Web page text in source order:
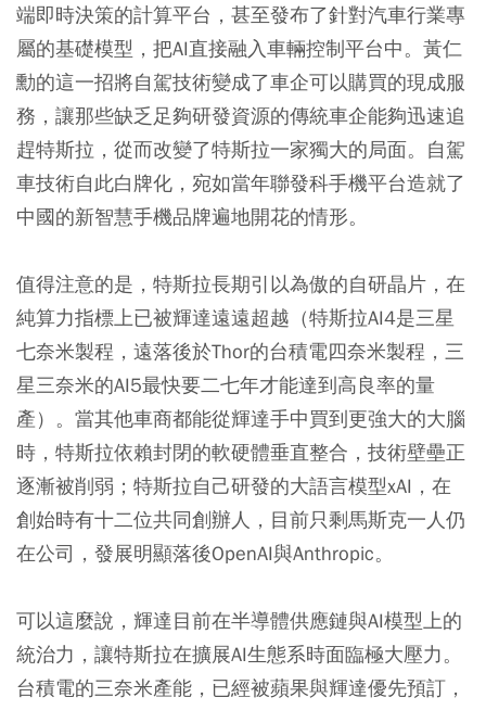
端即時決策的計算平台，甚至發布了針對汽車行業專
屬的基礎模型，把AI直接融入車輛控制平台中。黃仁
勳的這一招將自駕技術變成了車企可以購買的現成服
務，讓那些缺乏足夠研發資源的傳統車企能夠迅速追
趕特斯拉，從而改變了特斯拉一家獨大的局面。自駕
車技術自此白牌化，宛如當年聯發科手機平台造就了
中國的新智慧手機品牌遍地開花的情形。
值得注意的是，特斯拉長期引以為傲的自研晶片，在
純算力指標上已被輝達遠遠超越（特斯拉AI4是三星
七奈米製程，遠落後於Thor的台積電四奈米製程，三
星三奈米的AI5最快要二七年才能達到高良率的量
產）。當其他車商都能從輝達手中買到更強大的大腦
時，特斯拉依賴封閉的軟硬體垂直整合，技術壁壘正
逐漸被削弱；特斯拉自己研發的大語言模型xAI，在
創始時有十二位共同創辦人，目前只剩馬斯克一人仍
在公司，發展明顯落後OpenAI與Anthropic。
可以這麼說，輝達目前在半導體供應鏈與AI模型上的
統治力，讓特斯拉在擴展AI生態系時面臨極大壓力。
台積電的三奈米產能，已經被蘋果與輝達優先預訂，